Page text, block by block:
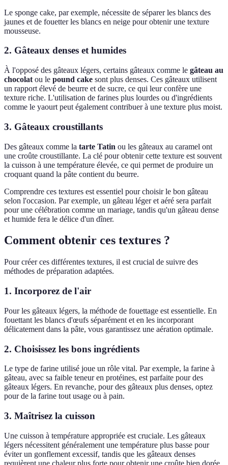
Le sponge cake, par exemple, nécessite de séparer les blancs des
jaunes et de fouetter les blancs en neige pour obtenir une texture
mousseuse.
2. Gâteaux denses et humides
À l'opposé des gâteaux légers, certains gâteaux comme le gâteau au
chocolat ou le pound cake sont plus denses. Ces gâteaux utilisent
un rapport élevé de beurre et de sucre, ce qui leur confère une
texture riche. L'utilisation de farines plus lourdes ou d'ingrédients
comme le yaourt peut également contribuer à une texture plus moist.
3. Gâteaux croustillants
Des gâteaux comme la tarte Tatin ou les gâteaux au caramel ont
une croûte croustillante. La clé pour obtenir cette texture est souvent
la cuisson à une température élevée, ce qui permet de produire un
croquant quand la pâte contient du beurre.
Comprendre ces textures est essentiel pour choisir le bon gâteau
selon l'occasion. Par exemple, un gâteau léger et aéré sera parfait
pour une célébration comme un mariage, tandis qu'un gâteau dense
et humide fera le délice d'un dîner.
Comment obtenir ces textures ?
Pour créer ces différentes textures, il est crucial de suivre des
méthodes de préparation adaptées.
1. Incorporez de l'air
Pour les gâteaux légers, la méthode de fouettage est essentielle. En
fouettant les blancs d'œufs séparément et en les incorporant
délicatement dans la pâte, vous garantissez une aération optimale.
2. Choisissez les bons ingrédients
Le type de farine utilisé joue un rôle vital. Par exemple, la farine à
gâteau, avec sa faible teneur en protéines, est parfaite pour des
gâteaux légers. En revanche, pour des gâteaux plus denses, optez
pour de la farine tout usage ou à pain.
3. Maîtrisez la cuisson
Une cuisson à température appropriée est cruciale. Les gâteaux
légers nécessitent généralement une température plus basse pour
éviter un gonflement excessif, tandis que les gâteaux denses
requièrent une chaleur plus forte pour obtenir une croûte bien dorée.